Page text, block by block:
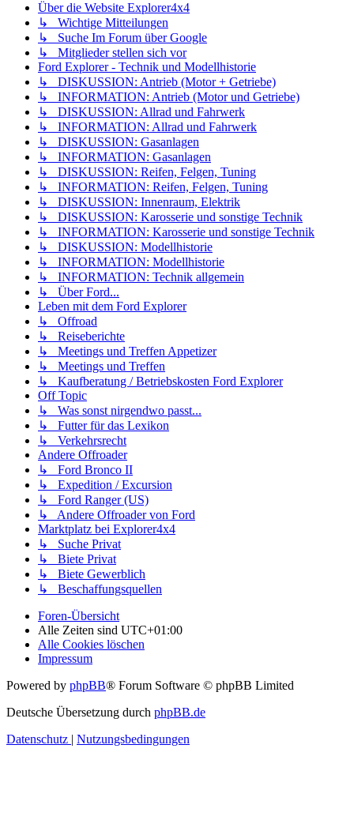
Über die Website Explorer4x4
↳ Wichtige Mitteilungen
↳ Suche Im Forum über Google
↳ Mitglieder stellen sich vor
Ford Explorer - Technik und Modellhistorie
↳ DISKUSSION: Antrieb (Motor + Getriebe)
↳ INFORMATION: Antrieb (Motor und Getriebe)
↳ DISKUSSION: Allrad und Fahrwerk
↳ INFORMATION: Allrad und Fahrwerk
↳ DISKUSSION: Gasanlagen
↳ INFORMATION: Gasanlagen
↳ DISKUSSION: Reifen, Felgen, Tuning
↳ INFORMATION: Reifen, Felgen, Tuning
↳ DISKUSSION: Innenraum, Elektrik
↳ DISKUSSION: Karosserie und sonstige Technik
↳ INFORMATION: Karosserie und sonstige Technik
↳ DISKUSSION: Modellhistorie
↳ INFORMATION: Modellhistorie
↳ INFORMATION: Technik allgemein
↳ Über Ford...
Leben mit dem Ford Explorer
↳ Offroad
↳ Reiseberichte
↳ Meetings und Treffen Appetizer
↳ Meetings und Treffen
↳ Kaufberatung / Betriebskosten Ford Explorer
Off Topic
↳ Was sonst nirgendwo passt...
↳ Futter für das Lexikon
↳ Verkehrsrecht
Andere Offroader
↳ Ford Bronco II
↳ Expedition / Excursion
↳ Ford Ranger (US)
↳ Andere Offroader von Ford
Marktplatz bei Explorer4x4
↳ Suche Privat
↳ Biete Privat
↳ Biete Gewerblich
↳ Beschaffungsquellen
Foren-Übersicht
Alle Zeiten sind UTC+01:00
Alle Cookies löschen
Impressum
Powered by phpBB® Forum Software © phpBB Limited
Deutsche Übersetzung durch phpBB.de
Datenschutz | Nutzungsbedingungen